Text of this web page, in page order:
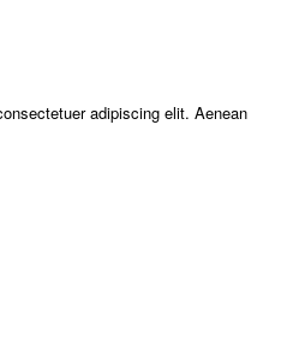
adipiscing elit. Aenean